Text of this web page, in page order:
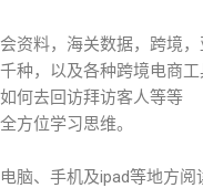
资料，海关数据，跨境
种，以及各种跨境电商工
何去回访拜访客人等等
方位学习思维。
脑、手机及ipad等地方阅